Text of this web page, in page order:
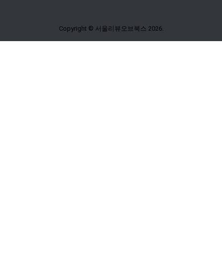
Copyright © 서울리뷰오브북스 2026.